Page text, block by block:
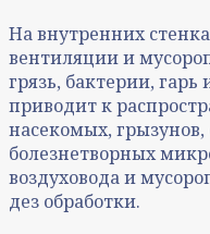
На внутренних
вентиляции и
грязь, бактерии, гарь
приводит к
насекомых,
болезнетворных
воздуховода и
дез обработки.